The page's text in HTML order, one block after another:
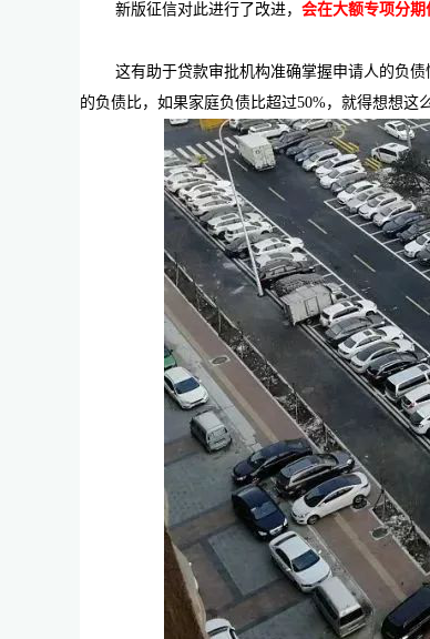
新版征信对此进行了改进， 会在大额专项分期
这有助于贷款审批机构准确掌握申请人的负
的负债比，如果家庭负债比超过50%，就得想想这